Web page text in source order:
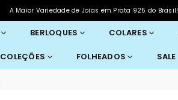
A Maior Variedade de Joias em Prata 925 do Brasil!
BERLOQUES COLARES
COLEÇÕES FOLHEADOS SALE